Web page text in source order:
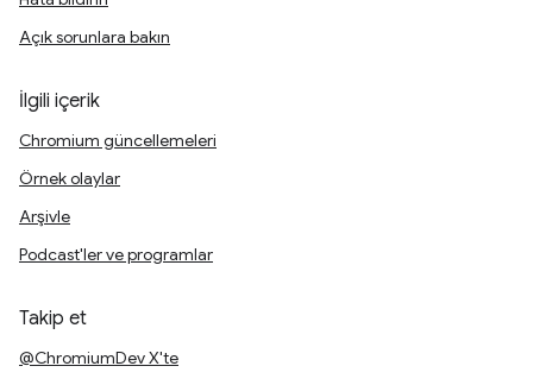
Açık sorunlara bakın
İlgili içerik
Chromium güncellemeleri
Örnek olaylar
Arşivle
Podcast'ler ve programlar
Takip et
@ChromiumDev X'te